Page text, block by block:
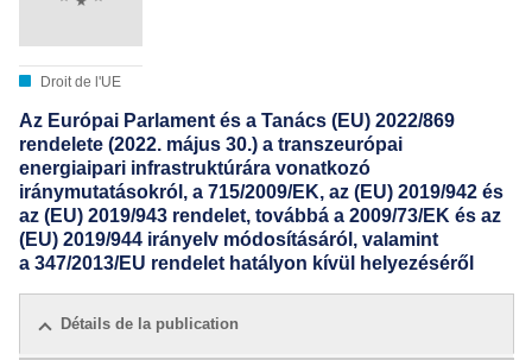
Droit de l'UE
Az Európai Parlament és a Tanács (EU) 2022/869
rendelete (2022. május 30.) a transzeurópai
energiaipari infrastruktúrára vonatkozó
iránymutatásokról, a 715/2009/EK, az (EU) 2019/942 és
az (EU) 2019/943 rendelet, továbbá a 2009/73/EK és az
(EU) 2019/944 irányelv módosításáról, valamint
a 347/2013/EU rendelet hatályon kívül helyezéséről
Détails de la publication